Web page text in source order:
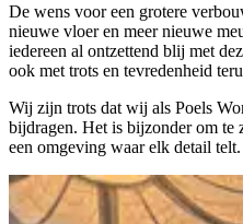
De wens voor een grotere
nieuwe vloer en meer nieuwe
iedereen al ontzettend blij met
ook met trots en tevredenheid
Wij zijn trots dat wij als Poels
bijdragen. Het is bijzonder om te
een omgeving waar elk detail telt.